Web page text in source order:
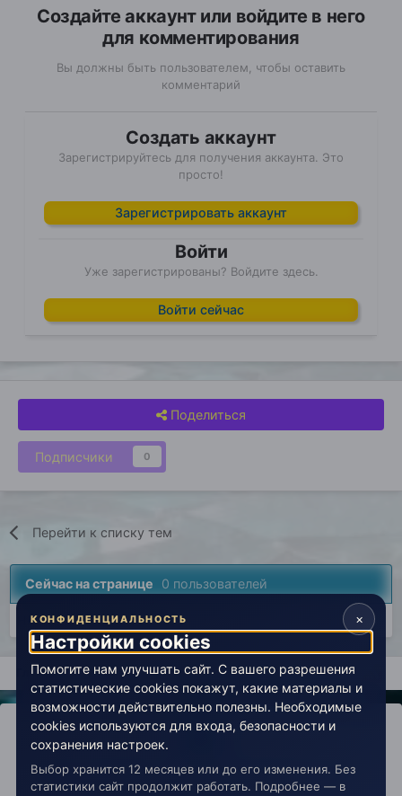
Создайте аккаунт или войдите в него
для комментирования
Вы должны быть пользователем, чтобы оставить
комментарий
Создать аккаунт
Зарегистрируйтесь для получения аккаунта. Это
просто!
Зарегистрировать аккаунт
Войти
Уже зарегистрированы? Войдите здесь.
Войти сейчас
Поделиться
Подписчики 0
Перейти к списку тем
Сейчас на странице 0 пользователей
Нет пользователей, просматривающих эту страницу.
Главная Вселенная Живой Эзотерики Эзотерика
IPS ThemebyIPSFocus
Политика конфиденциальности
Обратная связь
Настройки cookies
×
КОНФИДЕНЦИАЛЬНОСТЬ
Настройки cookies
Помогите нам улучшать сайт. С вашего разрешения
статистические cookies покажут, какие материалы и
возможности действительно полезны. Необходимые
cookies используются для входа, безопасности и
сохранения настроек.
Выбор хранится 12 месяцев или до его изменения. Без
статистики сайт продолжит работать. Подробнее — в